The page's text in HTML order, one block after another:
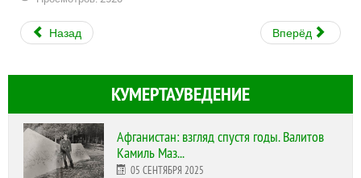
Назад Вперёд
КУМЕРТАУВЕДЕНИЕ
Афганистан: взгляд спустя годы. Валитов
Камиль Маз...
05 СЕНТЯБРЯ 2025